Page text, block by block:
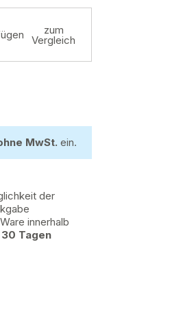
zum
Vergleich
MwSt. ein.
der
innerhalb
30 Tagen